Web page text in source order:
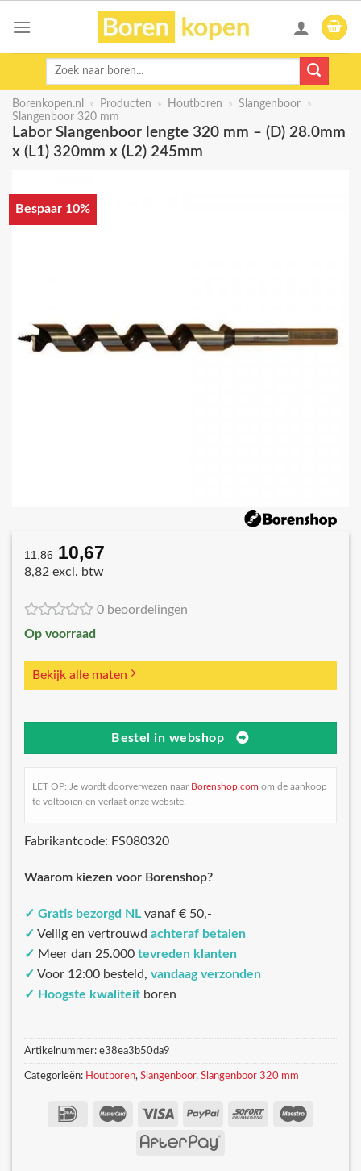
Zoeken
Borenkopen.nl » Producten » Houtboren » Slangenboor
»
Slangenboor 320 mm
Labor Slangenboor lengte 320 mm – (D) 28.0mm
x (L1) 320mm x (L2) 245mm
Bespaar 10%
11,86 Oorspronkelijke
prijs
€11,86.
10,67
€10,67.
8,82 excl. btw
0 beoordelingen
Op voorraad
Bekijk alle maten
Bestel in webshop
LET OP: Je wordt doorverwezen naar Borenshop.com om de aankoop
te voltooien en verlaat onze website.
Fabrikantcode: FS080320
Waarom kiezen voor Borenshop?
✓ Gratis bezorgd NL vanaf € 50,-
✓ Veilig en vertrouwd achteraf betalen
✓ Meer dan 25.000 tevreden klanten
✓ Voor 12:00 besteld, vandaag verzonden
✓ Hoogste kwaliteit boren
Artikelnummer: e38ea3b50da9
Categorieën: Houtboren, Slangenboor, Slangenboor 320 mm